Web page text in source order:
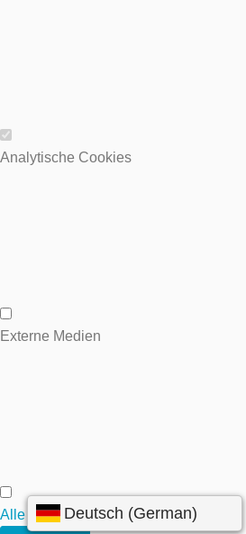
Wesentliche Cookies
Analytische Cookies
Analytische Cookies
Externe Medien
Externe Medien
Alle annehmen